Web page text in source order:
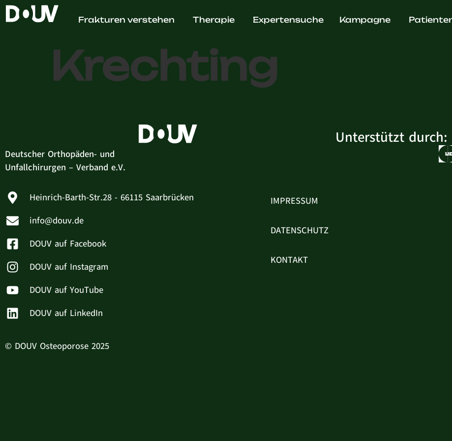
Frakturen verstehen Therapie Expertensuche Kampagne
Dr.med. Markus
Krechting
Deutscher Orthopäden- und
Unfallchirurgen – Verband e.V.
Unterstützt durch:
Heinrich-Barth-Str.28 - 66115 Saarbrücken
info@douv.de
DOUV auf Facebook
DOUV auf Instagram
DOUV auf YouTube
DOUV auf LinkedIn
IMPRESSUM
DATENSCHUTZ
KONTAKT
© DOUV Osteoporose 2025